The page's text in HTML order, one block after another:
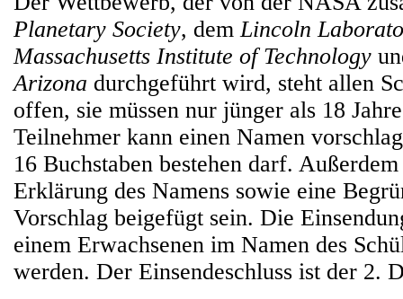
Planetary Society, demLincoln
Massachusetts Institute of Technology
Arizona durchgeführt wird, steht allen
offen, sie müssen nur jünger als 18
Teilnehmer kann einen Namen
16 Buchstaben bestehen darf.
Erklärung des Namens sowie eine
Vorschlag beigefügt sein. Die
einem Erwachsenen im Namen des
werden. Der Einsendeschluss ist der 2.